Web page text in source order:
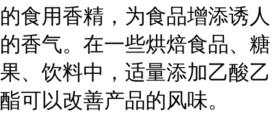
的食用香精，为食品增添诱人
的香气。在一些烘焙食品、糖
果、饮料中，适量添加乙酸乙
酯可以改善产品的风味。